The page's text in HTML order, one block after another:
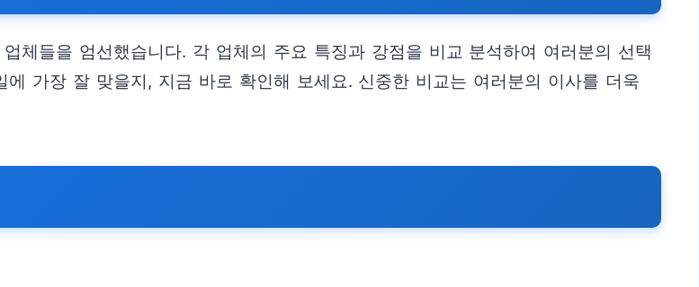
체들을 엄선했습니다. 각 업체의 주요 특징과 강점을 비교 분석하여 여러분의 선택
가장 잘 맞을지, 지금 바로 확인해 보세요. 신중한 비교는 여러분의 이사를 더욱